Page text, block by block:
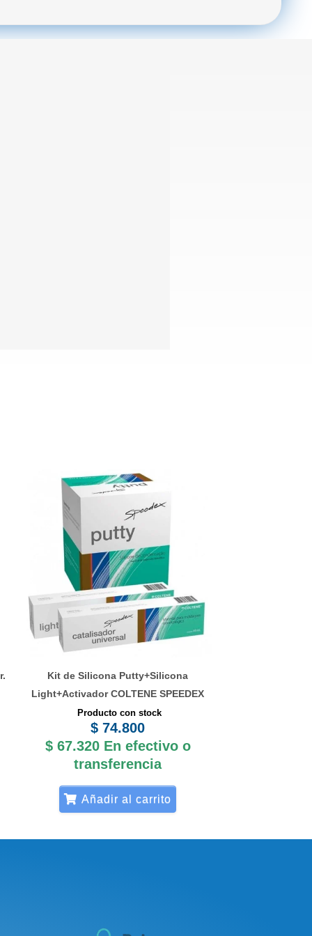
Kit de Silicona Putty+Silicona
Light+Activador COLTENE SPEEDEX
Producto con stock
$ 74.800
$67.320 En efectivo o
transferencia
Añadir al carrito